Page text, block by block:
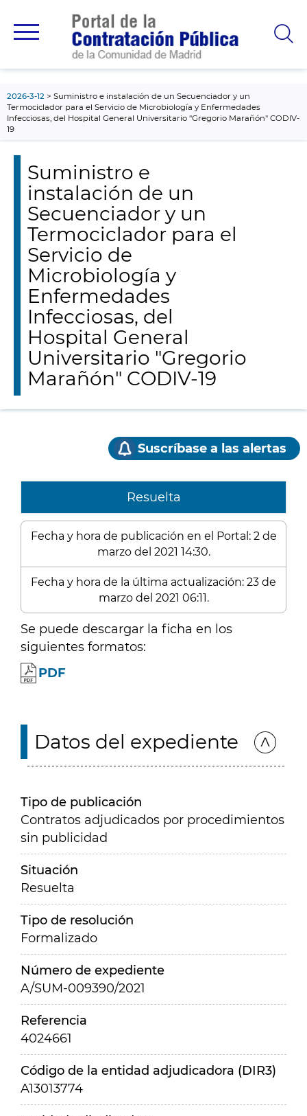
principal
2026-3-12
Suministro e instalación de un Secuenciador y un
Termociclador para el Servicio de Microbiología y Enfermedades
Infecciosas, del Hospital General Universitario "Gregorio Marañón" CODIV-
19
Suministro e
instalación de un
Secuenciador y un
Termociclador para el
Servicio de
Microbiología y
Enfermedades
Infecciosas, del
Hospital General
Universitario "Gregorio
Marañón" CODIV-19
Suscríbase a las alertas
Resuelta
Fecha y hora de publicación en el Portal: 2 de
marzo del 2021 14:30.
Fecha y hora de la última actualización: 23 de
marzo del 2021 06:11.
Se puede descargar la ficha en los
siguientes formatos:
PDF
Datos del expediente
Tipo de publicación
Contratos adjudicados por procedimientos
sin publicidad
Situación
Resuelta
Tipo de resolución
Formalizado
Número de expediente
A/SUM-009390/2021
Referencia
4024661
Código de la entidad adjudicadora (DIR3)
A13013774